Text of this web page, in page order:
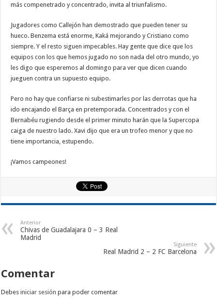
más compenetrado y concentrado, invita al triunfalismo.
Jugadores como Callejón han demostrado que pueden tener su
hueco. Benzema está enorme, Kaká mejorando y Cristiano como
siempre. Y el resto siguen impecables. Hay gente que dice que los
equipos con los que hemos jugado no son nada del otro mundo, yo
les digo que esperemos al domingo para ver que dicen cuando
jueguen contra un supuesto equipo.
Pero no hay que confiarse ni subestimarles por las derrotas que ha
ido encajando el Barça en pretemporada. Concentrados y con el
Bernabéu rugiendo desde el primer minuto harán que la Supercopa
caiga de nuestro lado. Xavi dijo que era un trofeo menor y que no
tiene importancia, estupendo.
¡Vamos campeones!
Anterior
Chivas de Guadalajara 0 – 3 Real
Madrid
Siguiente
Real Madrid 2 – 2 FC Barcelona
Comentar
Debesiniciar sesión para poder comentar